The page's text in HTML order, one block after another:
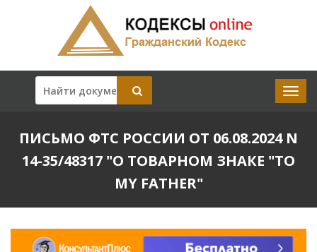
ПИСЬМО ФТС РОССИИ ОТ 06.08.2024 N
14-35/48317 "О ТОВАРНОМ ЗНАКЕ "TO
MY FATHER"